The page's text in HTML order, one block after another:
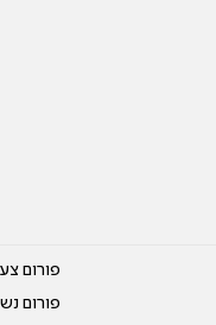
פורום
פורום